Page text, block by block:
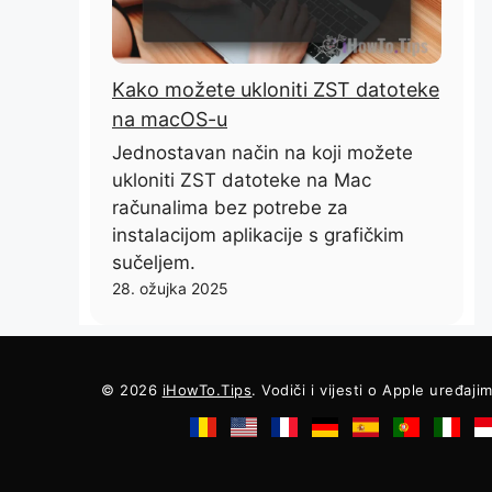
Kako možete ukloniti ZST datoteke
na macOS-u
Jednostavan način na koji možete
ukloniti ZST datoteke na Mac
računalima bez potrebe za
instalacijom aplikacije s grafičkim
sučeljem.
28. ožujka 2025
© 2026 iHowTo.Tips. Vodiči i vijesti o Apple